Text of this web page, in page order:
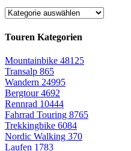
Touren Kategorien
Mountainbike 48125
Transalp 865
Wandern 24995
Bergtour4692
Rennrad 10444
Fahrrad Touring 8765
Trekkingbike 6084
Nordic Walking 370
Laufen 1783